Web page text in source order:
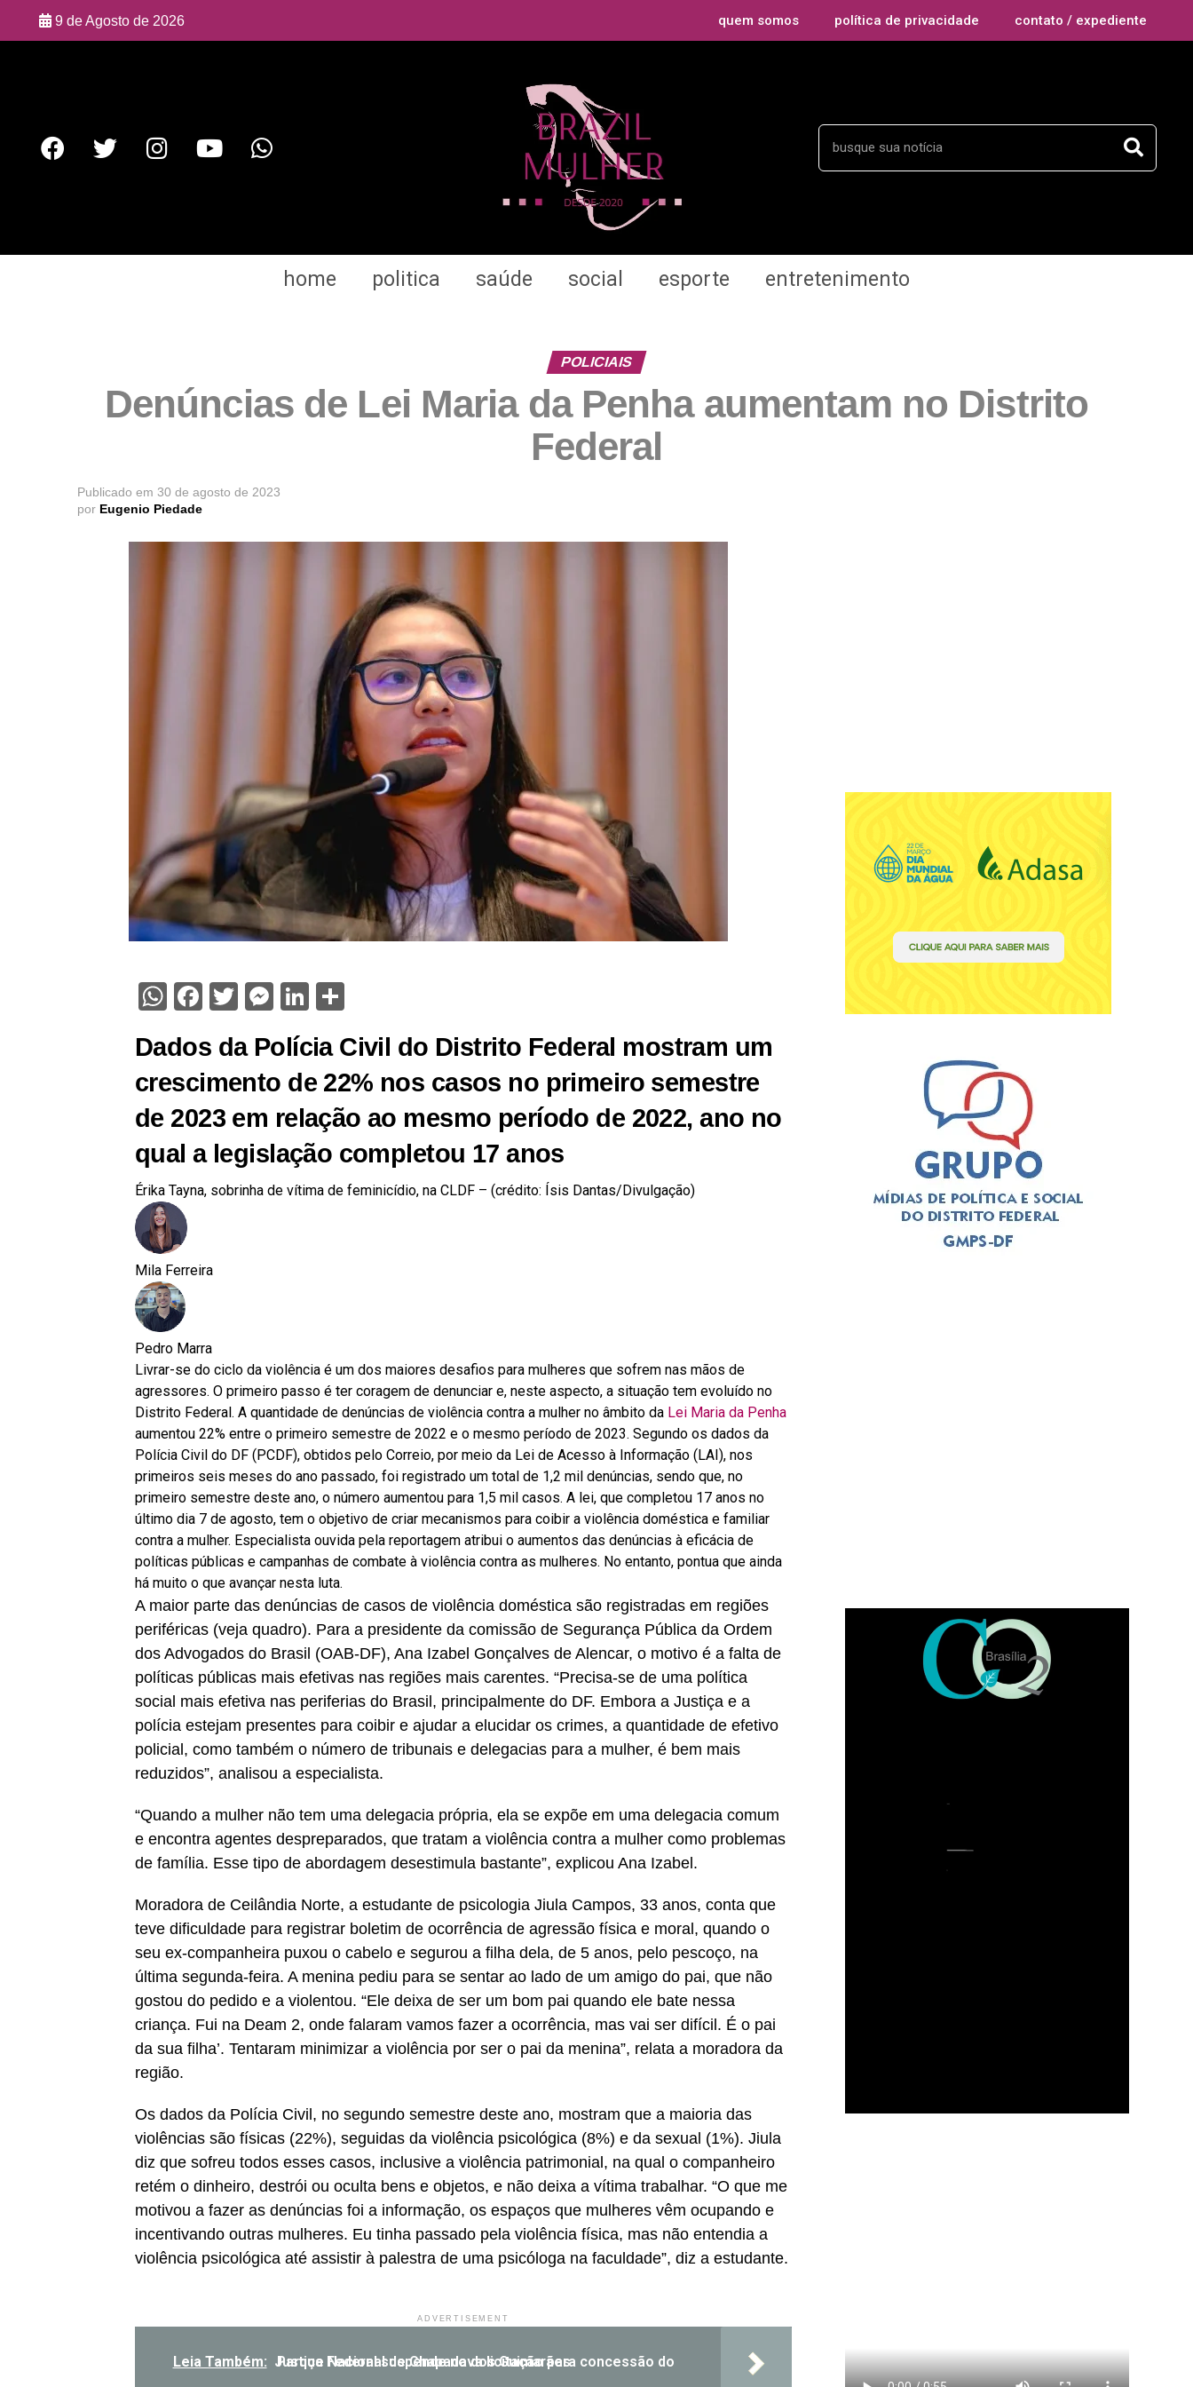
9 de Agosto de 2026 quem somos política de privacidade contato / expediente
home politica saúde social esporte entretenimento
POLICIAIS
Denúncias de Lei Maria da Penha aumentam no Distrito
Federal
Publicado em 30 de agosto de 2023
por Eugenio Piedade
WhatsApp
Facebook
Twitter
Messenger
LinkedIn
Dados da Polícia Civil do Distrito Federal mostram um
crescimento de 22% nos casos no primeiro semestre
de 2023 em relação ao mesmo período de 2022, ano no
qual a legislação completou 17 anos
Érika Tayna, sobrinha de vítima de feminicídio, na CLDF – (crédito: Ísis Dantas/Divulgação)
Mila Ferreira
Pedro Marra
Livrar-se do ciclo da violência é um dos maiores desafios para mulheres que sofrem nas mãos de
agressores. O primeiro passo é ter coragem de denunciar e, neste aspecto, a situação tem evoluído no
Distrito Federal. A quantidade de denúncias de violência contra a mulher no âmbito da Lei Maria da Penha
aumentou 22% entre o primeiro semestre de 2022 e o mesmo período de 2023. Segundo os dados da
Polícia Civil do DF (PCDF), obtidos pelo Correio, por meio da Lei de Acesso à Informação (LAI), nos
primeiros seis meses do ano passado, foi registrado um total de 1,2 mil denúncias, sendo que, no
primeiro semestre deste ano, o número aumentou para 1,5 mil casos. A lei, que completou 17 anos no
último dia 7 de agosto, tem o objetivo de criar mecanismos para coibir a violência doméstica e familiar
contra a mulher. Especialista ouvida pela reportagem atribui o aumentos das denúncias à eficácia de
políticas públicas e campanhas de combate à violência contra as mulheres. No entanto, pontua que ainda
há muito o que avançar nesta luta.
A maior parte das denúncias de casos de violência doméstica são registradas em regiões
periféricas (veja quadro). Para a presidente da comissão de Segurança Pública da Ordem
dos Advogados do Brasil (OAB-DF), Ana Izabel Gonçalves de Alencar, o motivo é a falta de
políticas públicas mais efetivas nas regiões mais carentes. “Precisa-se de uma política
social mais efetiva nas periferias do Brasil, principalmente do DF. Embora a Justiça e a
polícia estejam presentes para coibir e ajudar a elucidar os crimes, a quantidade de efetivo
policial, como também o número de tribunais e delegacias para a mulher, é bem mais
reduzidos”, analisou a especialista.
“Quando a mulher não tem uma delegacia própria, ela se expõe em uma delegacia comum
e encontra agentes despreparados, que tratam a violência contra a mulher como problemas
de família. Esse tipo de abordagem desestimula bastante”, explicou Ana Izabel.
Moradora de Ceilândia Norte, a estudante de psicologia Jiula Campos, 33 anos, conta que
teve dificuldade para registrar boletim de ocorrência de agressão física e moral, quando o
seu ex-companheira puxou o cabelo e segurou a filha dela, de 5 anos, pelo pescoço, na
última segunda-feira. A menina pediu para se sentar ao lado de um amigo do pai, que não
gostou do pedido e a violentou. “Ele deixa de ser um bom pai quando ele bate nessa
criança. Fui na Deam 2, onde falaram vamos fazer a ocorrência, mas vai ser difícil. É o pai
da sua filha’. Tentaram minimizar a violência por ser o pai da menina”, relata a moradora da
região.
Os dados da Polícia Civil, no segundo semestre deste ano, mostram que a maioria das
violências são físicas (22%), seguidas da violência psicológica (8%) e da sexual (1%). Jiula
diz que sofreu todos esses casos, inclusive a violência patrimonial, na qual o companheiro
retém o dinheiro, destrói ou oculta bens e objetos, e não deixa a vítima trabalhar. “O que me
motivou a fazer as denúncias foi a informação, os espaços que mulheres vêm ocupando e
incentivando outras mulheres. Eu tinha passado pela violência física, mas não entendia a
violência psicológica até assistir à palestra de uma psicóloga na faculdade”, diz a estudante.
ADVERTISEMENT
Leia Também: Justiça Federal suspende nova licitação para concessão do Parque Nacional de Chapada dos Guimarães